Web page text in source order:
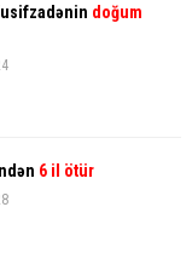
doğum
6 il ötür